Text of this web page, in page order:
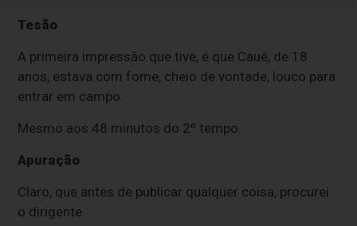
Tesão
A primeira impressão que tive, é que Cauê, de 18
anos, estava com fome, cheio de vontade, louco para
entrar em campo.
Mesmo aos 48 minutos do 2º tempo.
Apuração
Claro, que antes de publicar qualquer coisa, procurei
o dirigente.